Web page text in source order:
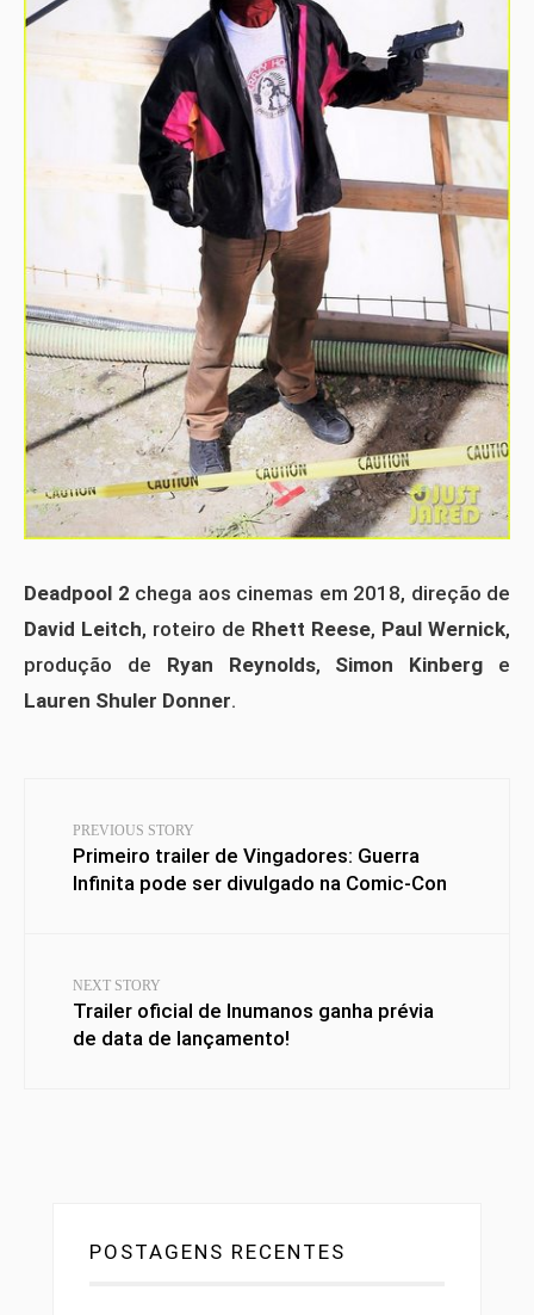
Deadpool 2 chega aos cinemas em 2018, direção de
David Leitch, roteiro de Rhett Reese, Paul Wernick,
produção de Ryan Reynolds, Simon Kinberg e
Lauren Shuler Donner.
PREVIOUS STORY
Primeiro trailer de Vingadores: Guerra
Infinita pode ser divulgado na Comic-Con
NEXT STORY
Trailer oficial de Inumanos ganha prévia
de data de lançamento!
POSTAGENS RECENTES